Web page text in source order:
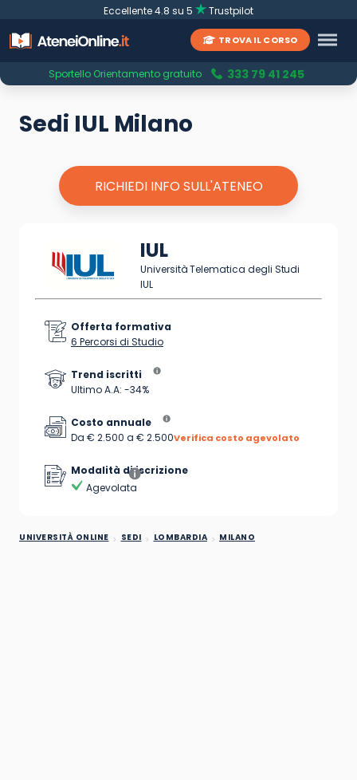
Eccellente 4.8 su 5 Trustpilot
TROVA IL CORSO
Sportello Orientamento gratuito 333 79 41 245
Sedi IUL Milano
RICHIEDI INFO SULL'ATENEO
IUL
Università Telematica degli Studi
IUL
Offerta formativa
6 Percorsi di Studio
Trend iscritti
Ultimo A.A: -34%
Costo annuale
Da € 2.500 a € 2.500Verifica costo agevolato
Modalità di iscrizione
Agevolata
UNIVERSITÀ ONLINE SEDI LOMBARDIA MILANO